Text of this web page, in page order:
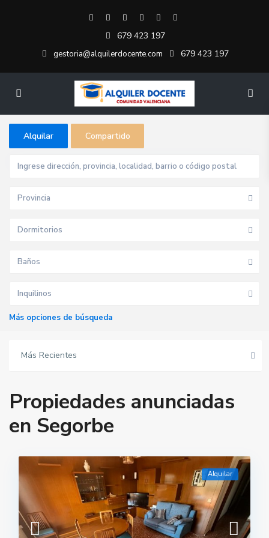
679 423 197
gestoria@alquilerdocente.com 679 423 197
Alquilar Compartido
Provincia
Dormitorios
Baños
Inquilinos
Más opciones de búsqueda
Más Recientes
Propiedades anunciadas
en Segorbe
Alquilar